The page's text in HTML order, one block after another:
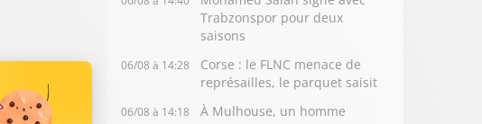
Trabzonspor pour deux
saisons
06/08 à 14:28
Corse : le FLNC menace de
représailles, le parquet saisit
06/08 à 14:18
À Mulhouse, un homme